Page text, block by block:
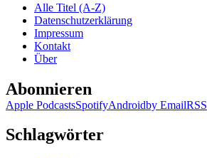
Heiler
Alle Titel (A-Z)
Datenschutzerklärung
Impressum
Kontakt
Über
Abonnieren
Apple PodcastsSpotifyAndroidby EmailRSS
Schlagwörter